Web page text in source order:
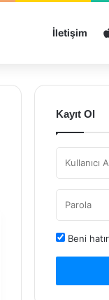
İletişim
Kayıt Ol
Beni